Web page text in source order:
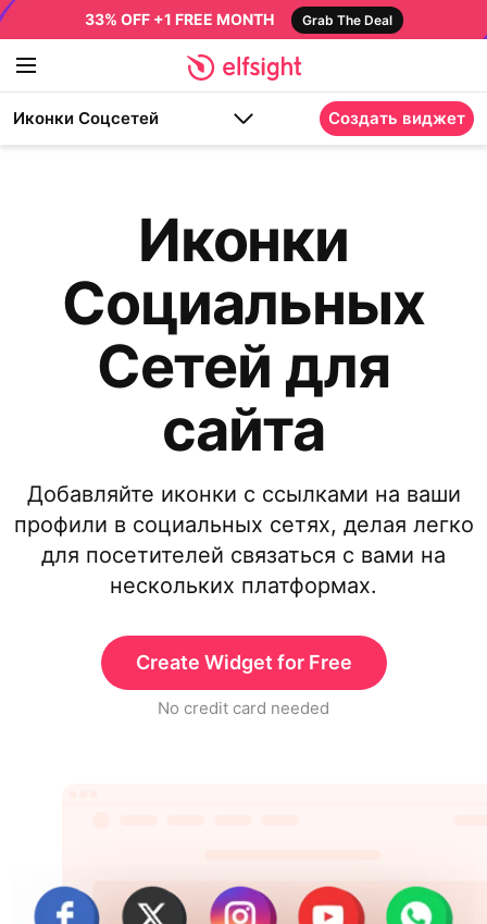
33% OFF +1 FREE MONTH Grab The Deal
Иконки Соцсетей Создать виджет
Иконки
Социальных
Сетей для
сайта
Добавляйте иконки с ссылками на ваши
профили в социальных сетях, делая легко
для посетителей связаться с вами на
нескольких платформах.
Create Widget for Free
No credit card needed